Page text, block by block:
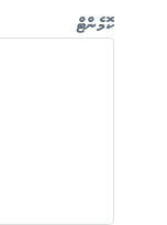
ކޮމެންޓް